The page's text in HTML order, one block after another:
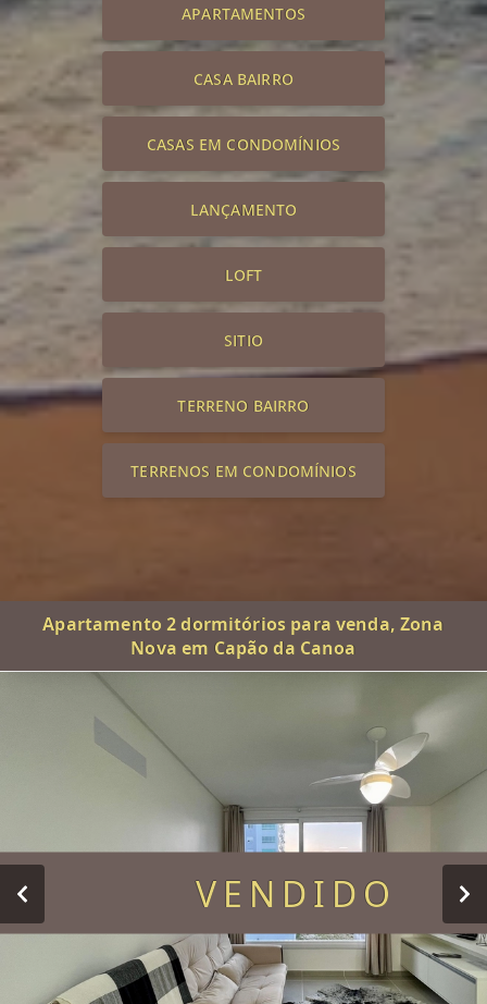
APARTAMENTOS
CASA BAIRRO
CASAS EM CONDOMÍNIOS
LANÇAMENTO
LOFT
SITIO
TERRENO BAIRRO
TERRENOS EM CONDOMÍNIOS
Apartamento 2 dormitórios para venda, Zona
Nova em Capão da Canoa
VENDIDO